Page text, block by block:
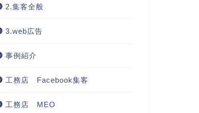
2.集客全般
3.web広告
事例紹介
工務店 Facebook集客
工務店 MEO